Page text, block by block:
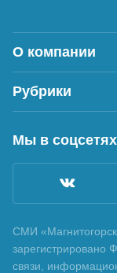
О компании
Рубрики
Мы в соцсетях
СМИ
зарегистрировано
связи,